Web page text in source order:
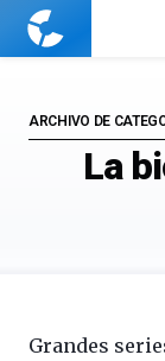
Cuaderno
La
ARCHIVO DE
Grandes